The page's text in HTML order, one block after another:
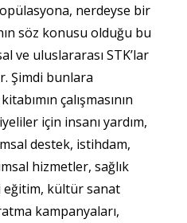
nerdeyse bir
söz konusu olduğu bu
ve uluslararası STK’lar
Şimdi bunlara
çalışmasının
için insanı yardım,
destek, istihdam,
hizmetler, sağlık
eğitim, kültür sanat
kampanyaları,